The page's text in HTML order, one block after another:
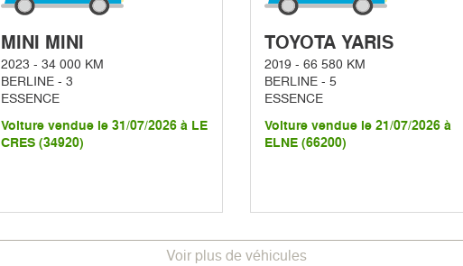
MINI MINI
2023 - 34 000 KM
BERLINE - 3
ESSENCE
Voiture vendue le 31/07/2026 à LE
CRES (34920)
TOYOTA YARIS
2019 - 66 580 KM
BERLINE - 5
ESSENCE
Voiture vendue le 21/07/2026 à
ELNE (66200)
Voir plus de véhicules